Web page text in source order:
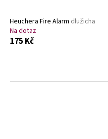
Heuchera Fire Alarm dlužicha
Na dotaz
175 Kč